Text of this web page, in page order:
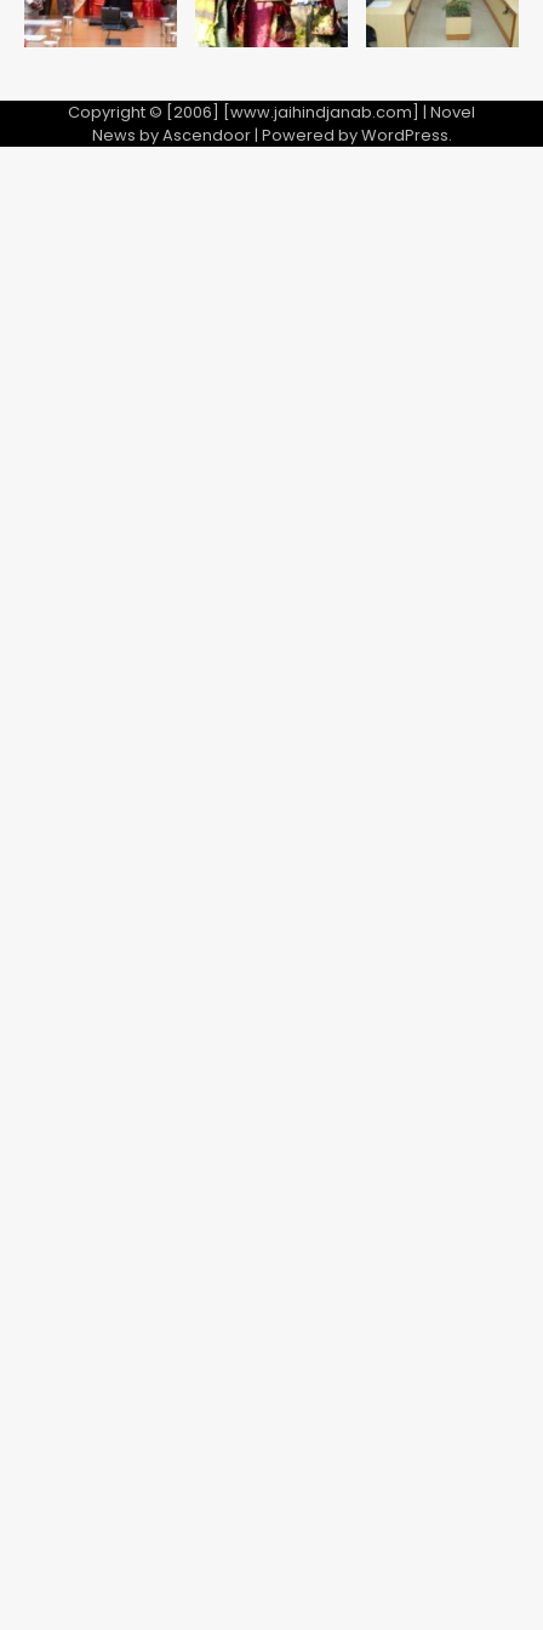
Copyright © [2006] [www.jaihindjanab.com] | Novel
News byAscendoor| Powered byWordPress.